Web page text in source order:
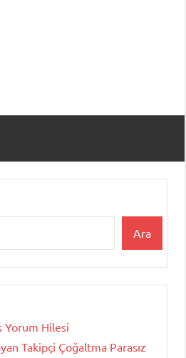
Ara
Yorum Hilesi
Takipçi Çoğaltma Parasız